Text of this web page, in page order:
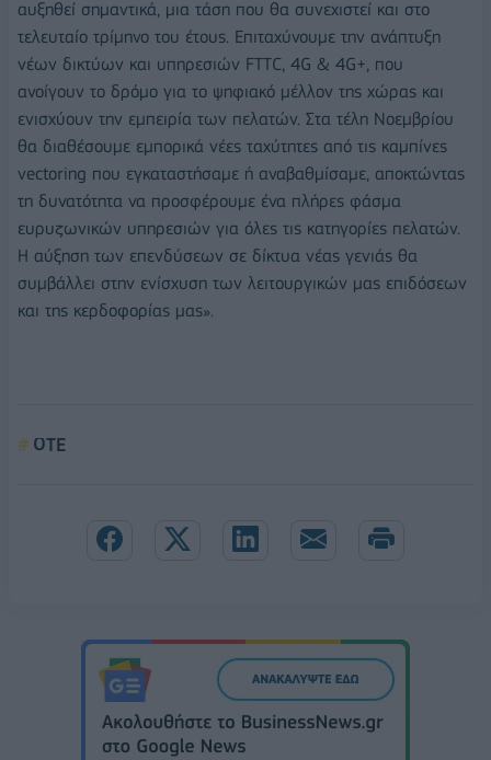
αυξηθεί σημαντικά, μια τάση που θα συνεχιστεί και στο
τελευταίο τρίμηνο του έτους. Επιταχύνουμε την ανάπτυξη
νέων δικτύων και υπηρεσιών FTTC, 4G & 4G+, που
ανοίγουν το δρόμο για το ψηφιακό μέλλον της χώρας και
ενισχύουν την εμπειρία των πελατών. Στα τέλη Νοεμβρίου
θα διαθέσουμε εμπορικά νέες ταχύτητες από τις καμπίνες
vectoring που εγκαταστήσαμε ή αναβαθμίσαμε, αποκτώντας
τη δυνατότητα να προσφέρουμε ένα πλήρες φάσμα
ευρυζωνικών υπηρεσιών για όλες τις κατηγορίες πελατών.
Η αύξηση των επενδύσεων σε δίκτυα νέας γενιάς θα
συμβάλλει στην ενίσχυση των λειτουργικών μας επιδόσεων
και της κερδοφορίας μας».
ΟΤΕ